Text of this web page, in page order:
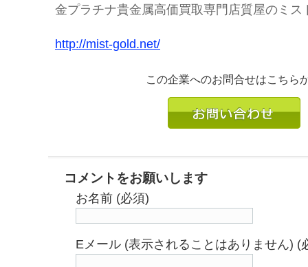
金プラチナ貴金属高価買取専門店質屋のミス
http://mist-gold.net/
この企業へのお問合せはこちら
コメントをお願いします
お名前 (必須)
Eメール (表示されることはありません) (